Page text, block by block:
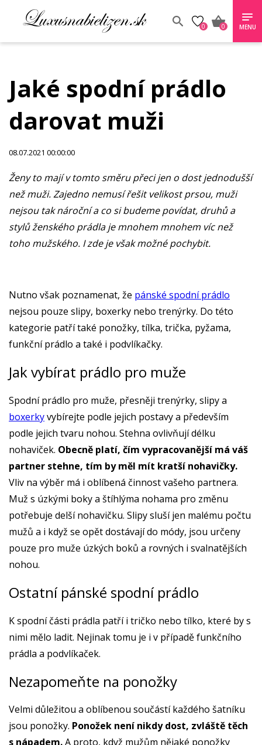
0 0 MENU
Jaké spodní prádlo
darovat muži
08.07.2021 00:00:00
Ženy to mají v tomto směru přeci jen o dost jednodušší
než muži. Zajedno nemusí řešit velikost prsou, muži
nejsou tak nároční a co si budeme povídat, druhů a
stylů ženského prádla je mnohem mnohem víc než
toho mužského. I zde je však možné pochybit.
Nutno však poznamenat, že pánské spodní prádlo
nejsou pouze slipy, boxerky nebo trenýrky. Do této
kategorie patří také ponožky, tílka, trička, pyžama,
funkční prádlo a také i podvlíkačky.
Jak vybírat prádlo pro muže
Spodní prádlo pro muže, přesněji trenýrky, slipy a
boxerkyvybírejte podle jejich postavy a především
podle jejich tvaru nohou. Stehna ovlivňují délku
nohaviček. Obecně platí, čím vypracovanější má váš
partner stehne, tím by měl mít kratší nohavičky.
Vliv na výběr má i oblíbená činnost vašeho partnera.
Muž s úzkými boky a štíhlýma nohama pro změnu
potřebuje delší nohavičku. Slipy sluší jen malému počtu
mužů a i když se opět dostávají do módy, jsou určeny
pouze pro muže úzkých boků a rovných i svalnatějších
nohou.
Ostatní pánské spodní prádlo
K spodní části prádla patří i tričko nebo tílko, které by s
nimi mělo ladit. Nejinak tomu je i v případě funkčního
prádla a podvlíkaček.
Nezapomeňte na ponožky
Velmi důležitou a oblíbenou součástí každého šatníku
jsou ponožky. Ponožek není nikdy dost, zvláště těch
s nápadem.A proto, když mužům nějaké ponožky